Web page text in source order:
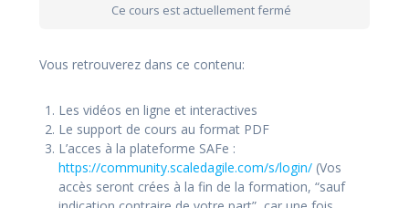
Ce cours est actuellement fermé
Vous retrouverez dans ce contenu:
Les vidéos en ligne et interactives
Le support de cours au format PDF
L’acces à la plateforme SAFe :
https://community.scaledagile.com/s/login/ (Vos
accès seront crées à la fin de la formation, “sauf